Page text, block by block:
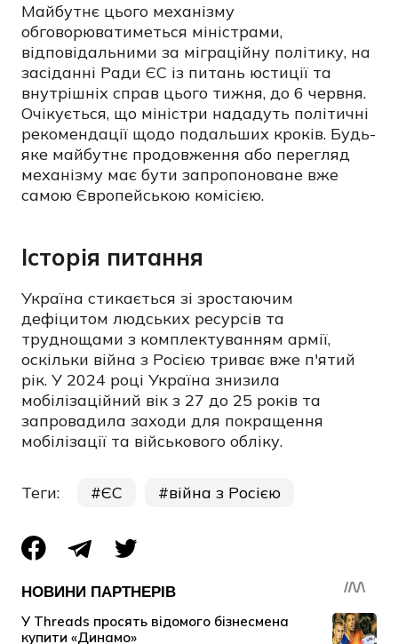
Майбутнє цього механізму
обговорюватиметься міністрами,
відповідальними за міграційну політику, на
засіданні Ради ЄС із питань юстиції та
внутрішніх справ цього тижня, до 6 червня.
Очікується, що міністри нададуть політичні
рекомендації щодо подальших кроків. Будь-
яке майбутнє продовження або перегляд
механізму має бути запропоноване вже
самою Європейською комісією.
Історія питання
Україна стикається зі зростаючим
дефіцитом людських ресурсів та
труднощами з комплектуванням армії,
оскільки війна з Росією триває вже п'ятий
рік. У 2024 році Україна знизила
мобілізаційний вік з 27 до 25 років та
запровадила заходи для покращення
мобілізації та військового обліку.
Теги: ЄС війна з Росією